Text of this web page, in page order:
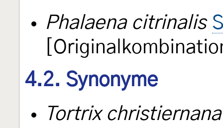
Phalaena citrinalis
4.2. Synonyme
Tortrix christiernana